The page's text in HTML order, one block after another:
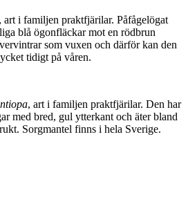
art i familjen praktfjärilar. Påfågelögat
blå ögonfläckar mot en rödbrun
som vuxen och därför kan den
tidigt på våren.
, art i familjen praktfjärilar. Den har
med bred, gul ytterkant och äter bland
Sorgmantel finns i hela Sverige.